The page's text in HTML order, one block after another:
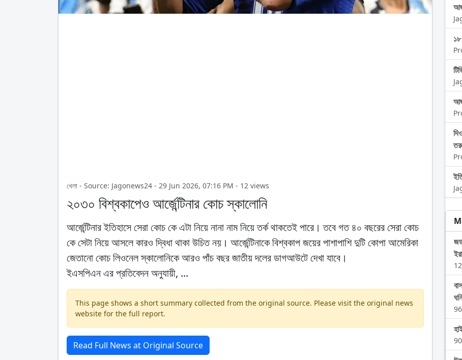
খেলা - Source: Jagonews24 - 29 Jun 2026, 07:16 PM - 12 views
২০৩০ বিশ্বকাপেও আর্জেন্টিনার কোচ স্কালোনি
আর্জেন্টিনার ইতিহাসে সেরা কোচ কে এটা নিয়ে নানা নাম নিয়ে তর্ক থাকতেই পারে। তবে গত ৪০ বছরের সেরা কোচ
কে সেটা নিয়ে আসলে কারও দ্বিধা থাকা উচিত নয়। আর্জেন্টিনাকে বিশ্বকাপ জয়ের পাশাপাশি দুটি কোপা আমেরিকা
জেতানো কোচ লিওনেল স্কালোনিকে আরও পাঁচ বছর জাতীয় দলের ডাগআউটে দেখা যাবে।
ইএসপিএন এর প্রতিবেদন অনুযায়ী, ...
This page shows a short summary collected from the original source. Please visit the original news
website for the full report.
Read Full News at Original Source